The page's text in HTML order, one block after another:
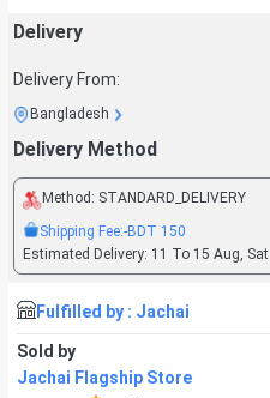
Delivery
Delivery From:
Bangladesh
Delivery Method
Method: STANDARD_DELIVERY
Shipping Fee:-BDT 150
Estimated Delivery: 11 To 15 Aug, Sat
Fulfilled by : Jachai
Sold by
Jachai Flagship Store